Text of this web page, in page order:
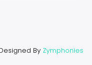
By Zymphonies